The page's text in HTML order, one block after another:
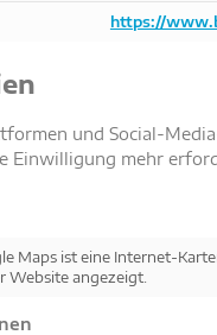
https://
und Social-
Einwilligung mehr
Maps ist eine Internet-
Website angezeigt.